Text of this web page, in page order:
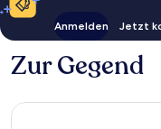
Anmelden Jetzt
Zur Gegend